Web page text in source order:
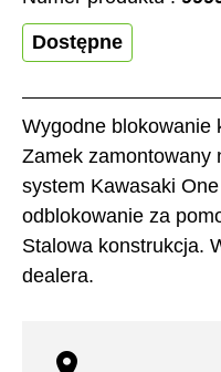
Wygodne blokowanie
Zamek zamontowany
system Kawasaki
odblokowanie za
Stalowa konstrukcja.
dealera.
Dostępne